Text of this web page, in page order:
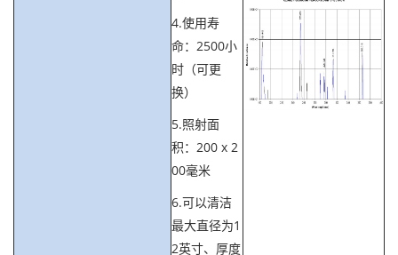
4.使用寿
命：2500小
时（可更
换）
5.照射面
积：200 x 2
00毫米
6.可以清洁
最大直径为1
2英寸、厚度